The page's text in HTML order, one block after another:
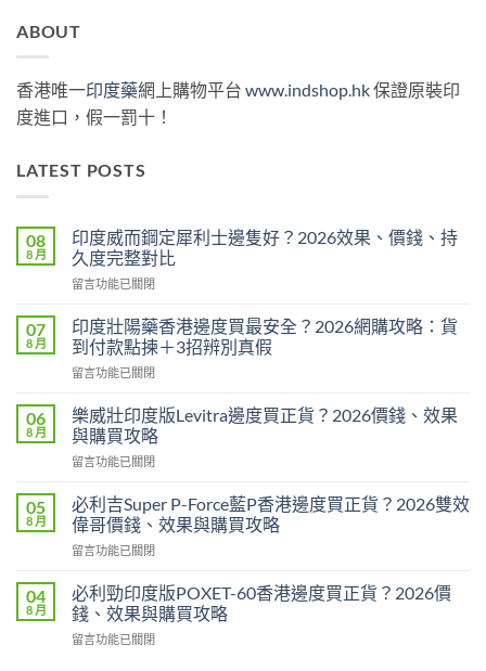
ABOUT
香港唯一印度藥網上購物平台 www.indshop.hk保證原裝印
度進口，假一罰十！
LATEST POSTS
08
8 月
印度威而鋼定犀利士邊隻好？2026效果、價錢、持
久度完整對比
在
度
威
而
鋼
犀
利
士
邊
好？
2026
果、
錢、
持
久
留言功能已關閉
07
8 月
印度壯陽藥香港邊度買最安全？2026網購攻略：貨
到付款點揀＋3招辨別真假
在
度
壯
陽
藥
港
邊
度
買
安
全？
網
留言功能已關閉
06
8 月
樂威壯印度版Levitra邊度買正貨？2026價錢、效果
與購買攻略
在
威
壯
印
度
Levitra
邊
度
買
留言功能已關閉
05
8 月
必利吉Super P-Force藍P香港邊度買正貨？2026雙效
偉哥價錢、效果與購買攻略
在
利
吉
Super
P-
留言功能已關閉
04
8 月
必利勁印度版POXET-60香港邊度買正貨？2026價
錢、效果與購買攻略
在
留言功能已關閉